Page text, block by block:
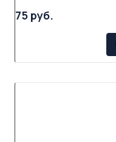
75 руб.